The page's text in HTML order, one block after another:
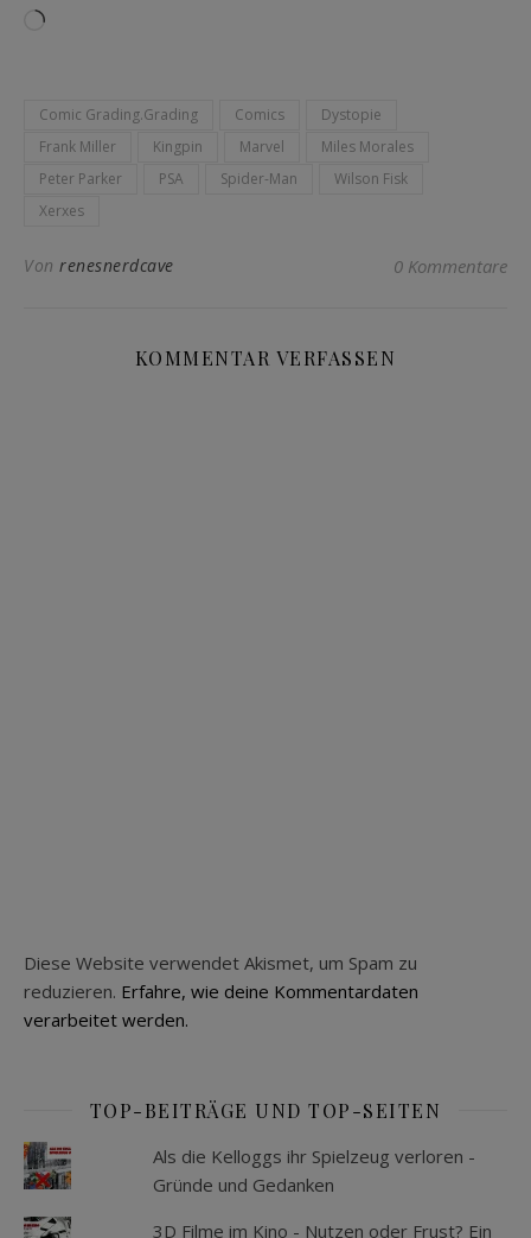
Wird geladen …
Comic Grading.Grading Comics
Dystopie
Frank Miller
Kingpin Marvel
Miles Morales
Peter Parker
PSA Spider-Man
Wilson Fisk
Xerxes
Von renesnerdcave 0 Kommentare
KOMMENTAR VERFASSEN
Diese Website verwendet Akismet, um Spam zu
reduzieren. Erfahre, wie deine Kommentardaten
verarbeitet werden.
TOP-BEITRÄGE UND TOP-SEITEN
Als die Kelloggs ihr Spielzeug verloren -
Gründe und Gedanken
3D Filme im Kino - Nutzen oder Frust? Ein